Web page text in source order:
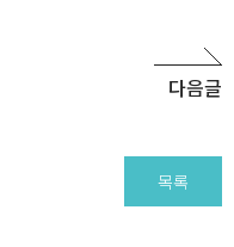
다음글
목록